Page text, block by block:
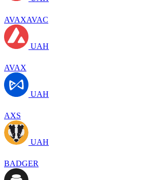
AVAXAVAC
UAH
AVAX
UAH
AXS
UAH
BADGER